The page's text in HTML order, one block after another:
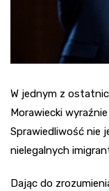
W jednym z
Morawiecki
Sprawiedliwość nie
nielegalnych
Dając do